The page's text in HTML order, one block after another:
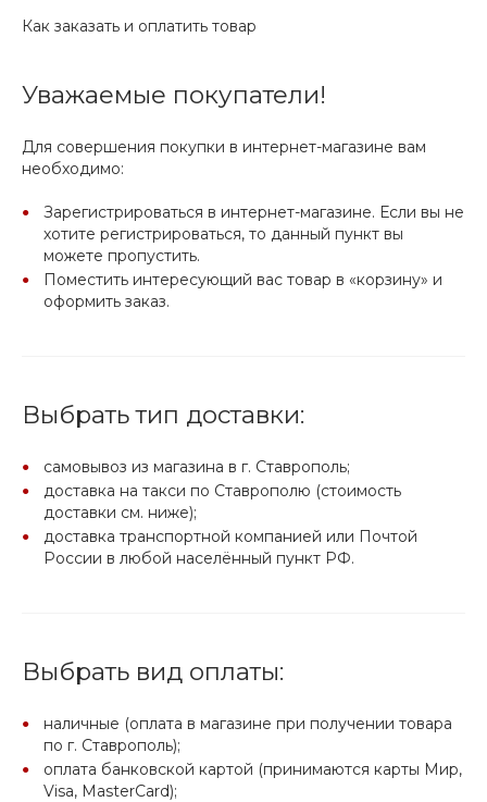
Как заказать и оплатить товар
Уважаемые покупатели!
Для совершения покупки в интернет-магазине вам
необходимо:
Зарегистрироваться в интернет-магазине. Если вы не
хотите регистрироваться, то данный пункт вы
можете пропустить.
Поместить интересующий вас товар в «корзину» и
оформить заказ.
Выбрать тип доставки:
самовывоз из магазина в г. Ставрополь;
доставка на такси по Ставрополю (стоимость
доставки см. ниже);
доставка транспортной компанией или Почтой
России в любой населённый пункт РФ.
Выбрать вид оплаты:
наличные (оплата в магазине при получении товара
по г. Ставрополь);
оплата банковской картой (принимаются карты Мир,
Visa, MasterCard);